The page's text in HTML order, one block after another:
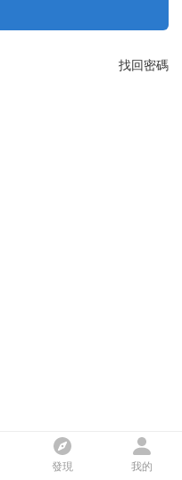
找回密碼
發現 我的